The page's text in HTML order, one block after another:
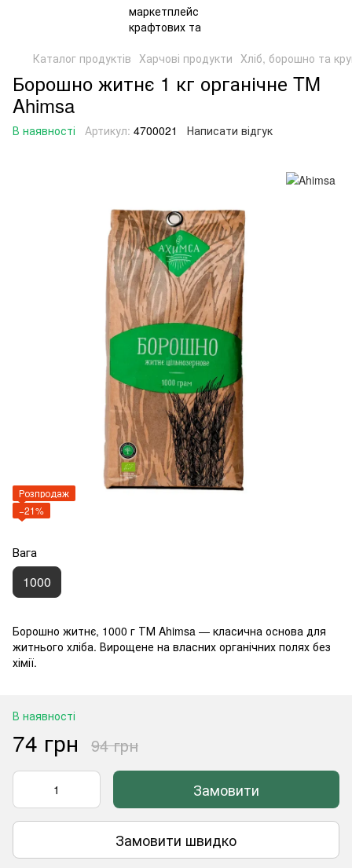
Каталог продуктів Харчові продукти Хліб, борошно та
Борошно житнє 1 кг органічне TM
Ahimsa
В наявності Артикул: 4700021 Написати відгук
Розпродаж
−21%
Вага
1000
Борошно житнє, 1000 г ТМ Ahimsa — класична основа для
житнього хліба. Вирощене на власних органічних полях без
хімії.
В наявності
74 грн 94 грн
Замовити
Замовити швидко